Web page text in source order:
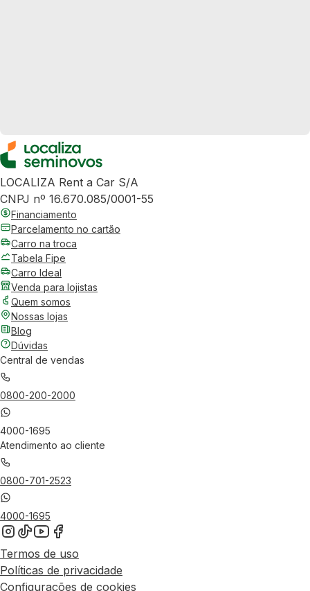
LOCALIZA Rent a Car S/A
CNPJ nº 16.670.085/0001-55
Financiamento
Parcelamento no cartão
Carro na troca
Tabela Fipe
Carro Ideal
Venda para lojistas
Quem somos
Nossas lojas
Blog
Dúvidas
Central de vendas
0800-200-2000
4000-1695
Atendimento ao cliente
0800-701-2523
4000-1695
Termos de uso
Políticas de privacidade
Configurações de cookies